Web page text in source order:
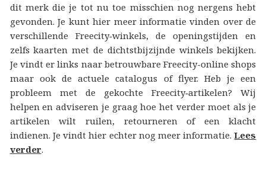
dit merk die je tot nu toe misschien nog nergens hebt
gevonden. Je kunt hier meer informatie vinden over de
verschillende Freecity‑winkels, de openingstijden en
zelfs kaarten met de dichtstbijzijnde winkels bekijken.
Je vindt er links naar betrouwbare Freecity-online shops
maar ook de actuele catalogus of flyer. Heb je een
probleem met de gekochte Freecity‑artikelen? Wij
helpen en adviseren je graag hoe het verder moet als je
artikelen wilt ruilen, retourneren of een klacht
indienen. Je vindt hier echter nog meer informatie.Lees
verder.